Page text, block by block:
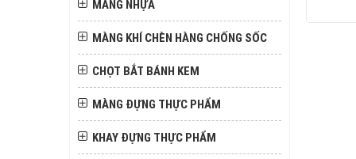
MÀNG NHỰA
MÀNG KHÍ CHÈN HÀNG CHỐNG SỐC
CHỌT BẮT BÁNH KEM
MÀNG ĐỰNG THỰC PHẨM
KHAY ĐỰNG THỰC PHẨM